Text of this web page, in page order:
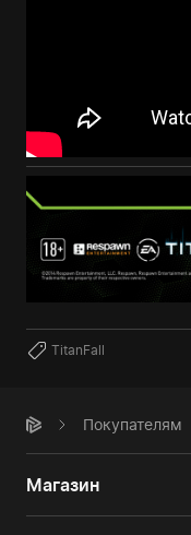
TitanFall
Покупателям
Магазин